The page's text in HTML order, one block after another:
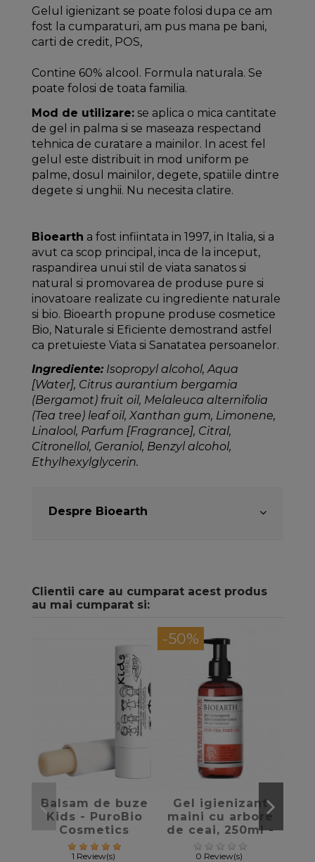
Gelul igienizant se poate folosi dupa ce am
fost la cumparaturi, am pus mana pe bani,
carti de credit, POS,
Contine 60% alcool. Formula naturala. Se
poate folosi de toata familia.
Mod de utilizare:se aplica o mica cantitate
de gel in palma si se maseaza respectand
tehnica de curatare a mainilor. In acest fel
gelul este distribuit in mod uniform pe
palme, dosul mainilor, degete, spatiile dintre
degete si unghii. Nu necesita clatire.
Bioearth a fost infiintata in 1997, in Italia, si a
avut ca scop principal, inca de la inceput,
raspandirea unui stil de viata sanatos si
natural si promovarea de produse pure si
inovatoare realizate cu ingrediente naturale
si bio. Bioearth propune produse cosmetice
Bio, Naturale si Eficiente demostrand astfel
ca pretuieste Viata si Sanatatea persoanelor.
Ingrediente:Isopropyl alcohol, Aqua
[Water], Citrus aurantium bergamia
(Bergamot) fruit oil, Melaleuca alternifolia
(Tea tree) leaf oil, Xanthan gum, Limonene,
Linalool, Parfum [Fragrance], Citral,
Citronellol, Geraniol, Benzyl alcohol,
Ethylhexylglycerin.
Despre Bioearth
Clientii care au cumparat acest produs
au mai cumparat si:
favorite_border
Balsam de buze
Kids - PuroBio
Cosmetics
1 Review(s)
-50%
favorite_border
Gel igienizant
maini cu arbore
de ceai, 250ml -
Bioearth
0 Review(s)